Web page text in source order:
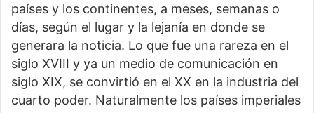
países y los continentes, a meses, semanas o
días, según el lugar y la lejanía en donde se
generara la noticia. Lo que fue una rareza en el
siglo XVIII y ya un medio de comunicación en
siglo XIX, se convirtió en el XX en la industria del
cuarto poder. Naturalmente los países imperiales